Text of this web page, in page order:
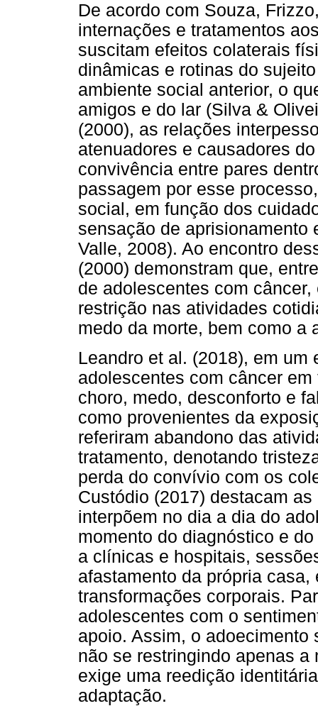
De acordo com Souza,
internações e tratamentos
suscitam efeitos colaterais
dinâmicas e rotinas do
ambiente social anterior, o
amigos e do lar (Silva &
(2000), as relações
atenuadores e causadores
convivência entre pares
passagem por esse
social, em função dos
sensação de aprisionamento
Valle, 2008). Ao encontro
(2000) demonstram que,
de adolescentes com
restrição nas atividades
medo da morte, bem como a
Leandro et al. (2018), em
adolescentes com câncer
choro, medo, desconforto e
como provenientes da
referiram abandono das
tratamento, denotando
perda do convívio com os
Custódio (2017) destacam
interpõem no dia a dia do
momento do diagnóstico e
a clínicas e hospitais,
afastamento da própria
transformações corporais.
adolescentes com o
apoio. Assim, o
não se restringindo apenas
exige uma reedição
adaptação.